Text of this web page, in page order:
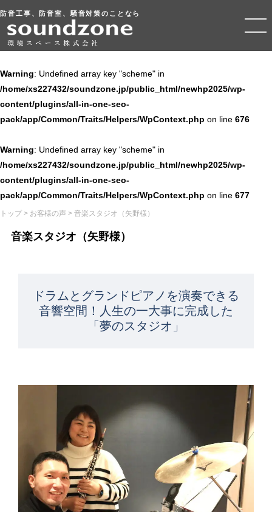
Warning: Undefined array key "scheme" in
/home/xs227432/soundzone.jp/public_html/newhp2025/wp-
content/plugins/all-in-one-seo-
pack/app/Common/Traits/Helpers/WpContext.php on line 676
Warning: Undefined array key "scheme" in
/home/xs227432/soundzone.jp/public_html/newhp2025/wp-
content/plugins/all-in-one-seo-
pack/app/Common/Traits/Helpers/WpContext.php on line 677
防音工事、防音室、騒音対策のことなら
トップ > お客様の声 > 音楽スタジオ（矢野様）
音楽スタジオ（矢野様）
ドラムとグランドピアノを演奏できる
音響空間！人生の一大事に完成した
「夢のスタジオ」